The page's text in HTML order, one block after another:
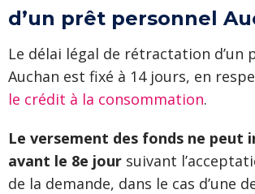
d’un prêt personnel
Le délai légal de rétractation d’un
Auchan est fixé à 14 jours, en
le crédit à la consommation.
Le versement des fonds ne peut
avant le 8e jour suivant
de la demande, dans le cas d’une